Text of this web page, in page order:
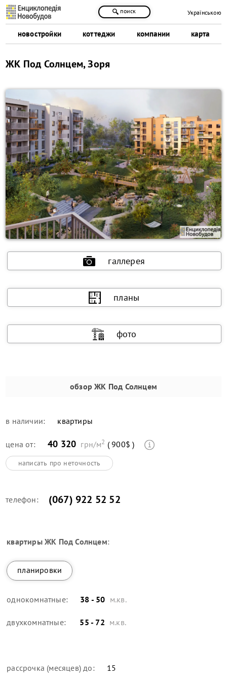
новостройки коттеджи компании карта
поиск Українською
ЖК Под Солнцем, Зоря
галлерея
планы
фото
обзор ЖК Под Солнцем
в наличии: квартиры
цена от: 40 320 грн/м2 ( 900$ )
написать про неточность
телефон: (067) 922 52 52
квартирыЖК Под Солнцем:
планировки
однокомнатные: 38 - 50 м.кв.
двухкомнатные: 55 - 72 м.кв.
рассрочка (месяцев) до: 15